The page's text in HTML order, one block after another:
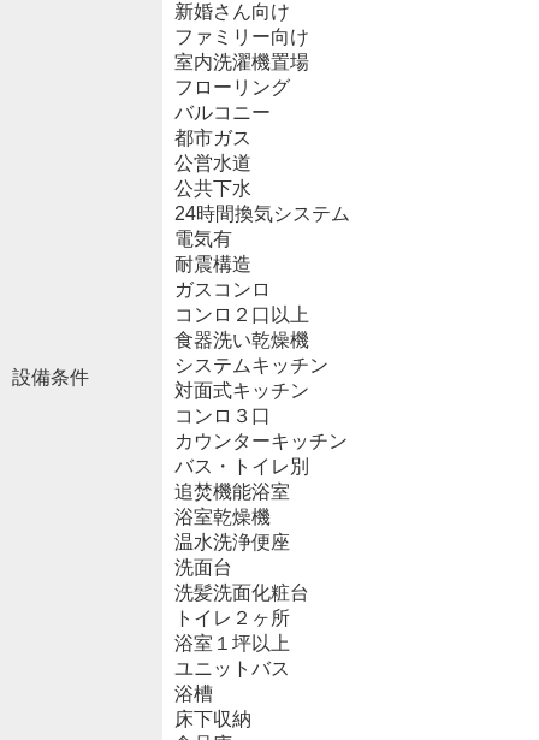
設備条件
新婚さん向け
ファミリー向け
室内洗濯機置場
フローリング
バルコニー
都市ガス
公営水道
公共下水
24時間換気システム
電気有
耐震構造
ガスコンロ
コンロ２口以上
食器洗い乾燥機
システムキッチン
対面式キッチン
コンロ３口
カウンターキッチン
バス・トイレ別
追焚機能浴室
浴室乾燥機
温水洗浄便座
洗面台
洗髪洗面化粧台
トイレ２ヶ所
浴室１坪以上
ユニットバス
浴槽
床下収納